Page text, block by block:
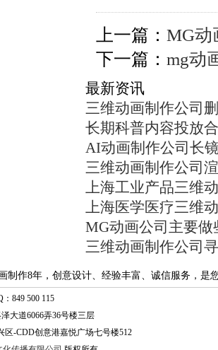
上一篇： MG动
下一篇： mg动
最新资讯
三维动画制作公司
长期科普内容投放
AI动画制作公司长
三维动画制作公司
上海工业产品三维
上海医学医疗三维
MG动画公司主要做
三维动画制作公司
制作8年，创意设计、经验丰富、诚信服务，是
849 500 115
大道6066弄36号楼三层
区-CDD创意港嘉悦广场七号楼512